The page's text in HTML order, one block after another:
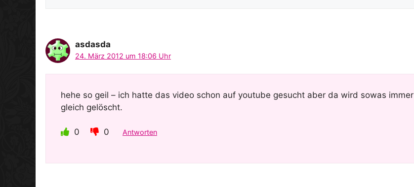
asdasda
24. März 2012 um 18:06 Uhr
hehe so geil – ich hatte das video schon auf youtube gesucht aber da wird sowas immer
gleich gelöscht.
0 0 Antworten